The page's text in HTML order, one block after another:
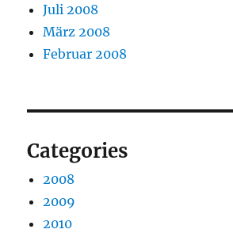
Juli 2008
März 2008
Februar 2008
Categories
2008
2009
2010